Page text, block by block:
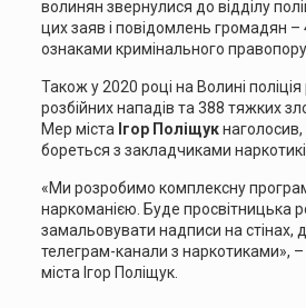
волинян звернулися до відділу
цих заяв і повідомлень громадян –
ознаками кримінального
Також у 2020 році на Волині
розбійних нападів та 388 тяжких
Мер міста Ігор Поліщукнаголосив,
бореться з закладчиками
«Ми розробимо комплексну
наркоманією. Буде просвітницька
замальовувати надписи на стінах,
телеграм-канали з наркотиками»,
міста Ігор Поліщук.